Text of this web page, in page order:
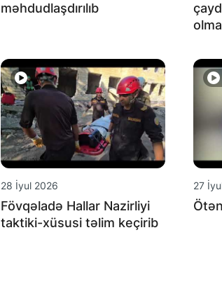
məhdudlaşdırılıb
28 İyul 2026
Fövqəladə Hallar Nazirliyi
taktiki-xüsusi təlim keçirib
27